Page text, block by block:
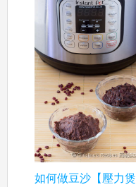
如何做豆沙【壓力煲